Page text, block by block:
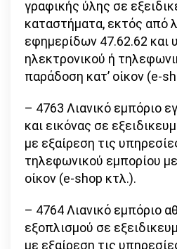
γραφικής ύλης σε
καταστήματα, εκτός από
εφημερίδων 47.62.62 και
ηλεκτρονικού ή
παράδοση κατ’ οίκον (e-
– 4763 Λιανικό εμπόριο
και εικόνας σε
με εξαίρεση τις
τηλεφωνικού εμπορίου
οίκον (e-shop κτλ.).
– 4764 Λιανικό εμπόριο
εξοπλισμού σε
με εξαίρεση τις